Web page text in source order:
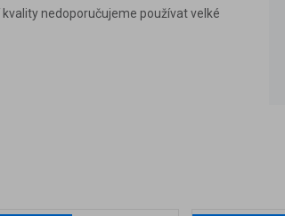
nedoporučujeme používat velké